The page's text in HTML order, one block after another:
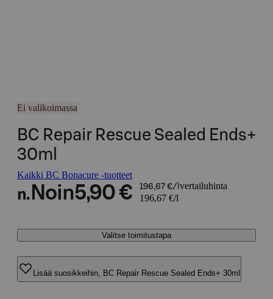
Ei valikoimassa
BC Repair Rescue Sealed Ends+
30ml
Kaikki BC Bonacure -tuotteet
n. Noin5,90 € 196,67 €/l vertailuhinta
196,67 €/l
Valitse toimitustapa
Lisää suosikkeihin, BC Repair Rescue Sealed Ends+ 30ml